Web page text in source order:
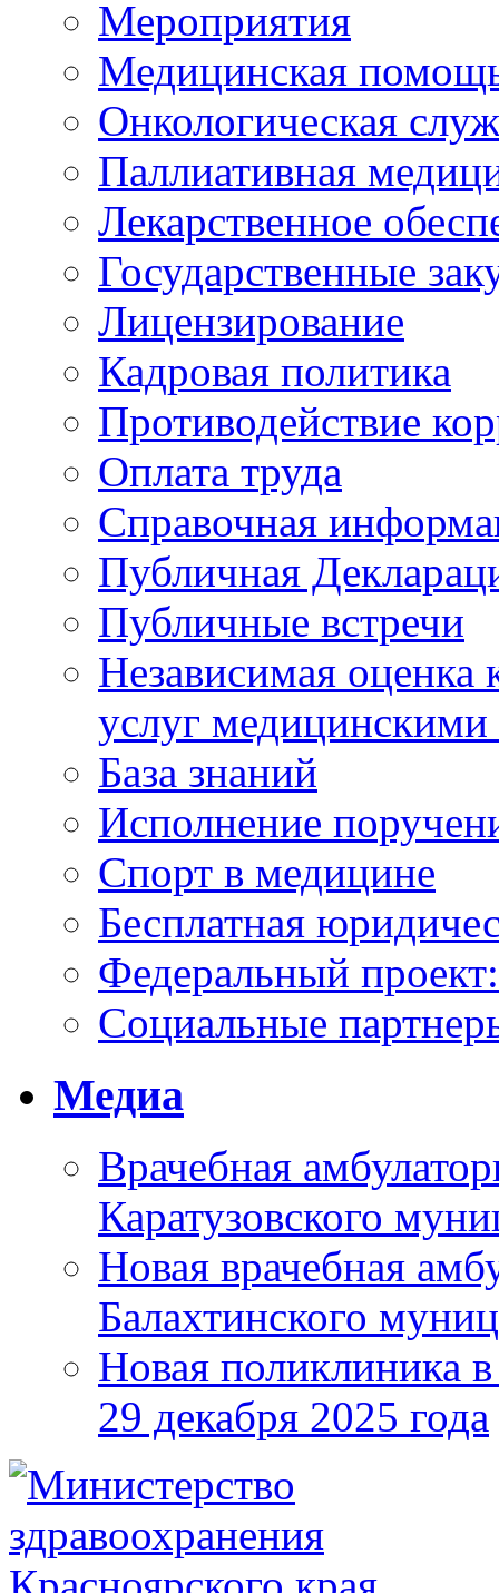
Мероприятия
Медицинская
Онкологическая
Паллиативная
Лекарственное
Государственные
Лицензирование
Кадровая политика
Противодействие
Оплата труда
Справочная
Публичная
Публичные встречи
Независимая оценка
услуг
База знаний
Исполнение
Спорт в медицине
Бесплатная
Федеральный
Социальные
Медиа
Врачебная
Каратузовского
Новая врачебная
Балахтинского
Новая поликлиника
29 декабря 2025 года